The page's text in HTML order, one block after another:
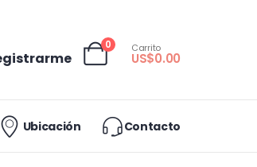
0 Carrito
US$0.00
Ubicación Contacto